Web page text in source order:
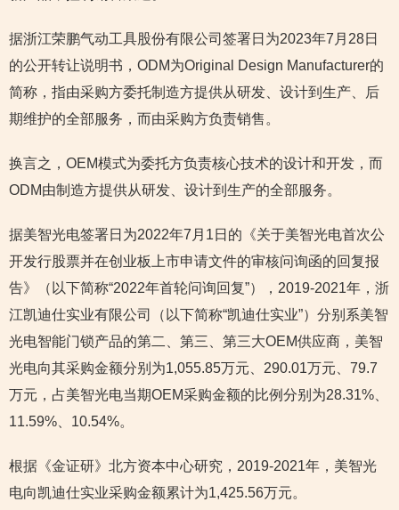
据浙江荣鹏气动工具股份有限公司签署日为2023年7月28日
的公开转让说明书，ODM为Original Design Manufacturer的
简称，指由采购方委托制造方提供从研发、设计到生产、后
期维护的全部服务，而由采购方负责销售。
换言之，OEM模式为委托方负责核心技术的设计和开发，而
ODM由制造方提供从研发、设计到生产的全部服务。
据美智光电签署日为2022年7月1日的《关于美智光电首次公
开发行股票并在创业板上市申请文件的审核问询函的回复报
告》（以下简称“2022年首轮问询回复”），2019-2021年，浙
江凯迪仕实业有限公司（以下简称“凯迪仕实业”）分别系美智
光电智能门锁产品的第二、第三、第三大OEM供应商，美智
光电向其采购金额分别为1,055.85万元、290.01万元、79.7
万元，占美智光电当期OEM采购金额的比例分别为28.31%、
11.59%、10.54%。
根据《金证研》北方资本中心研究，2019-2021年，美智光
电向凯迪仕实业采购金额累计为1,425.56万元。